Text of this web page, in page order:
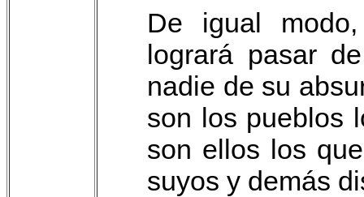
De igual
logrará pasar
nadie de su
son los pueblos
son ellos los
suyos y demás